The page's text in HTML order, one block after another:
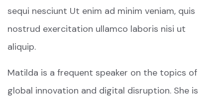
sequi nesciunt Ut enim ad minim veniam, quis
nostrud exercitation ullamco laboris nisi ut
aliquip.
Matilda is a frequent speaker on the topics of
global innovation and digital disruption. She is